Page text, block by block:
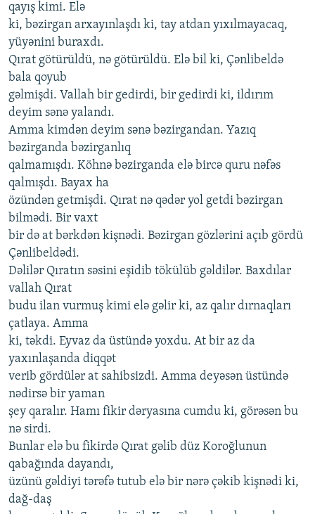
qayış kimi. Elə
ki, bəzirgan arxayınlaşdı ki, tay atdan yıxılmayacaq,
yüyənini buraxdı.
Qırat götürüldü, nə götürüldü. Elə bil ki, Çənlibeldə
bala qoyub
gəlmişdi. Vallah bir gedirdi, bir gedirdi ki, ildırım
deyim sənə yalandı.
Amma kimdən deyim sənə bəzirgandan. Yazıq
bəzirganda bəzirganlıq
qalmamışdı. Köhnə bəzirganda elə bircə quru nəfəs
qalmışdı. Bayax ha
özündən getmişdi. Qırat nə qədər yol getdi bəzirgan
bilmədi. Bir vaxt
bir də at bərkdən kişnədi. Bəzirgan gözlərini açıb gördü
Çənlibeldədi.
Dəlilər Qıratın səsini eşidib tökülüb gəldilər. Baxdılar
vallah Qırat
budu ilan vurmuş kimi elə gəlir ki, az qalır dırnaqları
çatlaya. Amma
ki, təkdi. Eyvaz da üstündə yoxdu. At bir az da
yaxınlaşanda diqqət
verib gördülər at sahibsizdi. Amma deyəsən üstündə
nədirsə bir yaman
şey qaralır. Hamı fikir dəryasına cumdu ki, görəsən bu
nə sirdi.
Bunlar elə bu fikirdə Qırat gəlib düz Koroğlunun
qabağında dayandı,
üzünü gəldiyi tərəfə tutub elə bir nərə çəkib kişnədi ki,
dağ-daş